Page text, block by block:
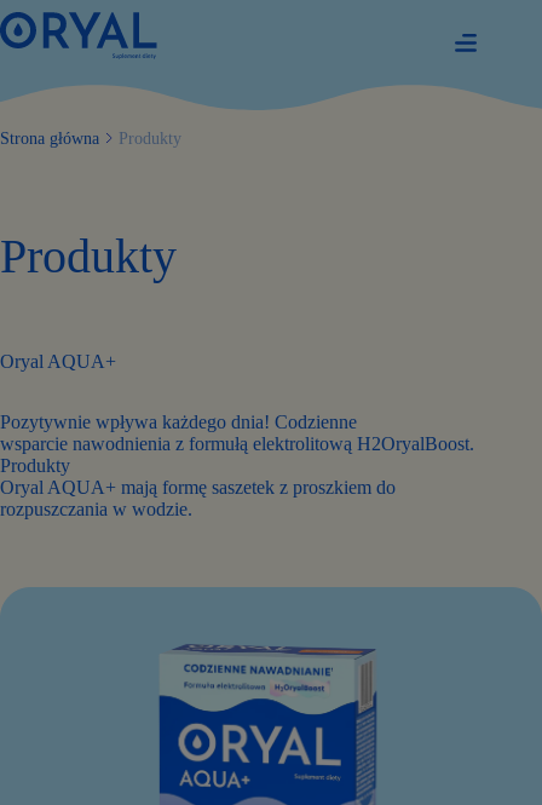
Przejdź
do
treści
Strona główna Produkty
Produkty
Oryal AQUA+
Pozytywnie wpływa każdego dnia! Codzienne
wsparcie nawodnienia z formułą elektrolitową H2OryalBoost.
Produkty
Oryal AQUA+ mają formę saszetek z proszkiem do
rozpuszczania w wodzie.